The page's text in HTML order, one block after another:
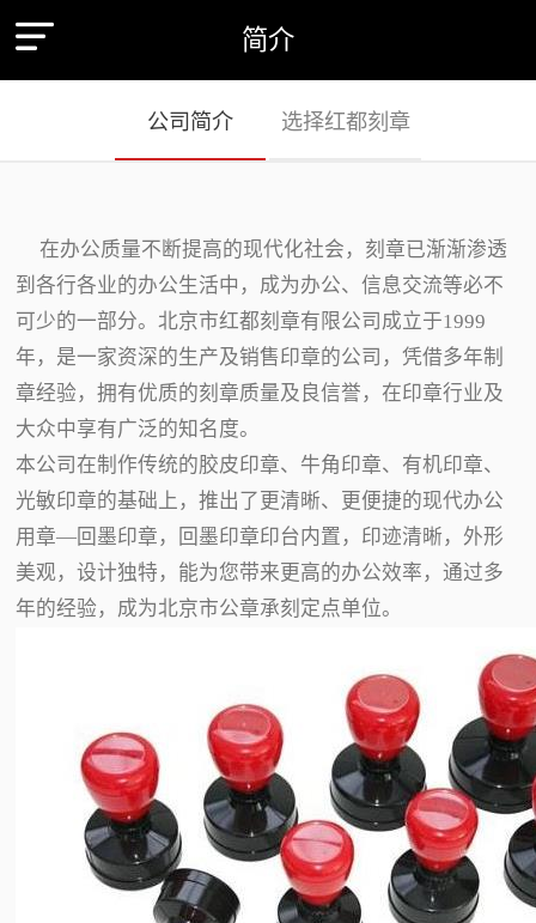
简介
公司简介 选择红都刻章
在办公质量不断提高的现代化社会，刻章已渐渐渗透
到各行各业的办公生活中，成为办公、信息交流等必不
可少的一部分。北京市红都刻章有限公司成立于1999
年，是一家资深的生产及销售印章的公司，凭借多年制
章经验，拥有优质的刻章质量及良信誉，在印章行业及
大众中享有广泛的知名度。
本公司在制作传统的胶皮印章、牛角印章、有机印章、
光敏印章的基础上，推出了更清晰、更便捷的现代办公
用章—回墨印章，回墨印章印台内置，印迹清晰，外形
美观，设计独特，能为您带来更高的办公效率，通过多
年的经验，成为北京市公章承刻定点单位。